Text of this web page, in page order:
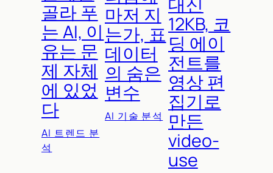
골라 푸
는 AI, 이
유는 문
제 자체
에 있었
다
AI 트렌드 분
석
마저 지
는가, 표
데이터
의 숨은
변수
AI 기술 분석
12KB, 코
딩 에이
전트를
영상 편
집기로
만든
video-
use